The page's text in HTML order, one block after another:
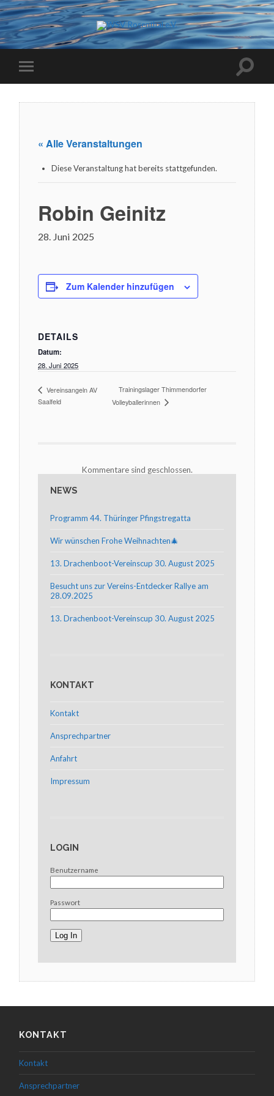
« Alle Veranstaltungen
Diese Veranstaltung hat bereits stattgefunden.
Robin Geinitz
28. Juni 2025
Zum Kalender hinzufügen
DETAILS
Datum:
28. Juni 2025
Vereinsangeln AV
Saalfeld
Trainingslager Thimmendorfer
Volleyballerinnen
Kommentare sind geschlossen.
NEWS
Programm 44. Thüringer Pfingstregatta
Wir wünschen Frohe Weihnachten🎄
13. Drachenboot-Vereinscup 30. August 2025
Besucht uns zur Vereins-Entdecker Rallye am
28.09.2025
13. Drachenboot-Vereinscup 30. August 2025
KONTAKT
Kontakt
Ansprechpartner
Anfahrt
Impressum
LOGIN
Benutzername
Passwort
KONTAKT
Kontakt
Ansprechpartner